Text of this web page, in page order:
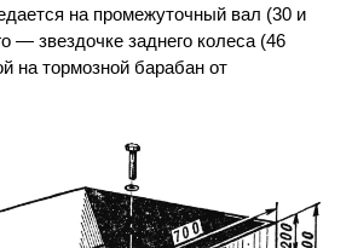
на промежуточный вал (30 и
— звездочке заднего колеса (46
на тормозной барабан от